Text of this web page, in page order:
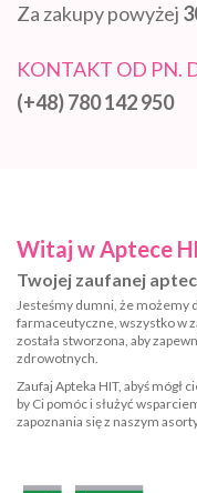
Za zakupy powyżej
KONTAKT OD PN.
(+48) 780 142 950
Witaj w Aptece
Twojej zaufanej
Jesteśmy dumni, że możemy
farmaceutyczne, wszystko w
została stworzona, aby
zdrowotnych.
Zaufaj Apteka HIT, abyś mógł
by Ci pomóc i służyć
zapoznania się z naszym